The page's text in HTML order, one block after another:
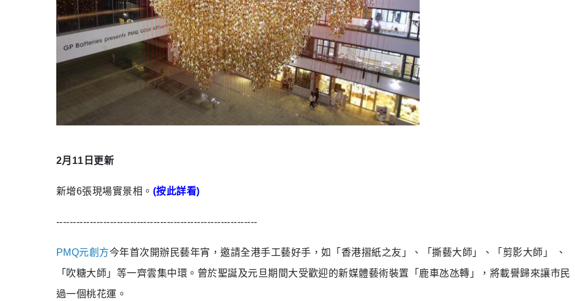
2月 11 日更新
新增6張現場實景相。 (按此詳看)
------------------------------------------------------------
PMQ元創方今年首次開辦民藝年宵，邀請全港手工藝好手，如「香港摺紙之友」、「撕藝大師」、「剪影大師」
、
「吹糖大師」等一齊雲集中環。曾於聖誕及元旦期間大受歡迎的新媒體藝術裝置「鹿車氹氹轉」，將載譽歸來讓市民
過一個桃花運。